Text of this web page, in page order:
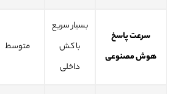
سرعت پاسخ
هوش مصنوعی
بسیار سریع
با کش
داخلی
متوسط